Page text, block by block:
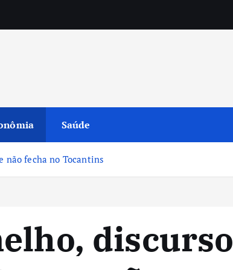
Saúde
não fecha no Tocantins
discurso